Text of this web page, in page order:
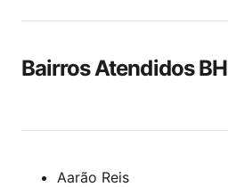
Bairros Atendidos BH
Aarão Reis